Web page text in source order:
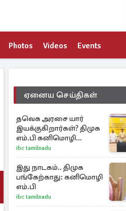
Photos Videos Events
ஏனைய செய்திகள்
தவெக அரசை யார்
இயக்குகிறார்கள்? திமுக
எம்.பி கனிமொழி
கேள்வி
ibc tamilnadu
இது நாடகம்.. திமுக
பங்கேற்காது: கனிமொழி
எம்.பி
ibc tamilnadu